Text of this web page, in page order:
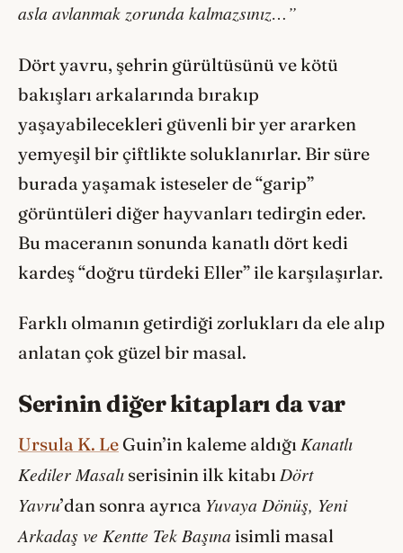
asla avlanmak zorunda kalmazsınız…”
Dört yavru, şehrin gürültüsünü ve kötü
bakışları arkalarında bırakıp
yaşayabilecekleri güvenli bir yer ararken
yemyeşil bir çiftlikte soluklanırlar. Bir süre
burada yaşamak isteseler de “garip”
görüntüleri diğer hayvanları tedirgin eder.
Bu maceranın sonunda kanatlı dört kedi
kardeş “doğru türdeki Eller” ile karşılaşırlar.
Farklı olmanın getirdiği zorlukları da ele alıp
anlatan çok güzel bir masal.
Serinin diğer kitapları da var
Ursula K. Le Guin’in kaleme aldığı Kanatlı
Kediler Masalı serisinin ilk kitabı Dört
Yavru’dan sonra ayrıca Yuvaya Dönüş, Yeni
Arkadaş ve Kentte Tek Başına isimli masal